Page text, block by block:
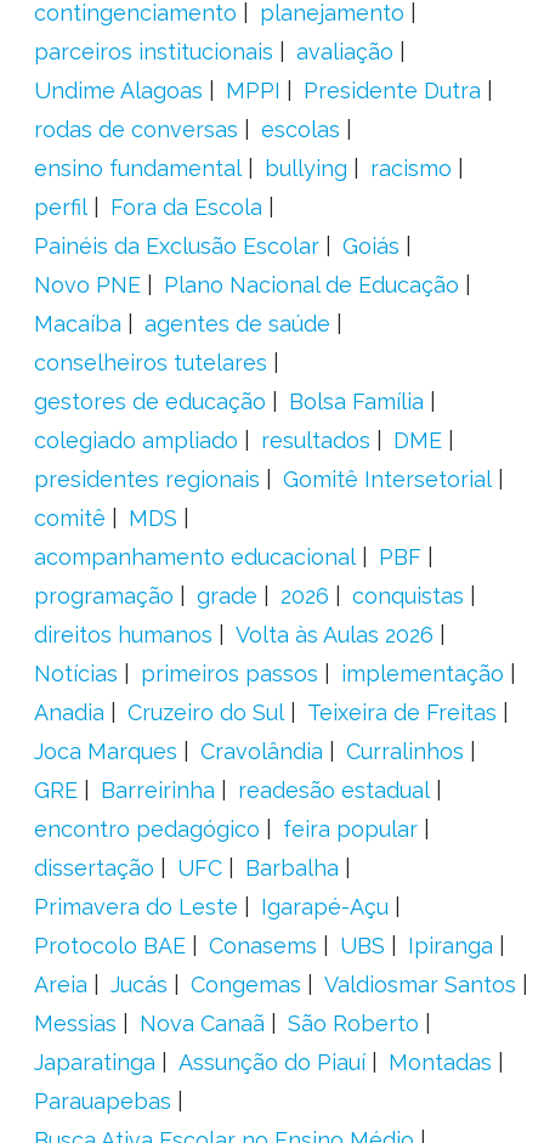
contingenciamento
planejamento
parceiros institucionais
avaliação
Undime Alagoas
MPPI
Presidente Dutra
rodas de conversas
escolas
ensino fundamental
bullying
racismo
perfil
Fora da Escola
Painéis da Exclusão Escolar
Goiás
Novo PNE
Plano Nacional de Educação
Macaíba
agentes de saúde
conselheiros tutelares
gestores de educação
Bolsa Família
colegiado ampliado
resultados
DME
presidentes regionais
Gomitê Intersetorial
comitê
MDS
acompanhamento educacional
PBF
programação
grade 2026
conquistas
direitos humanos
Volta às Aulas 2026
Notícias
primeiros passos
implementação
Anadia
Cruzeiro do Sul
Teixeira de Freitas
Joca Marques
Cravolândia
Curralinhos
GRE
Barreirinha
readesão estadual
encontro pedagógico
feira popular
dissertação
UFC
Barbalha
Primavera do Leste
Igarapé-Açu
Protocolo BAE
Conasems UBS
Ipiranga
Areia
Jucás Congemas
Valdiosmar Santos
Messias
Nova Canaã
São Roberto
Japaratinga
Assunção do Piauí
Montadas
Parauapebas